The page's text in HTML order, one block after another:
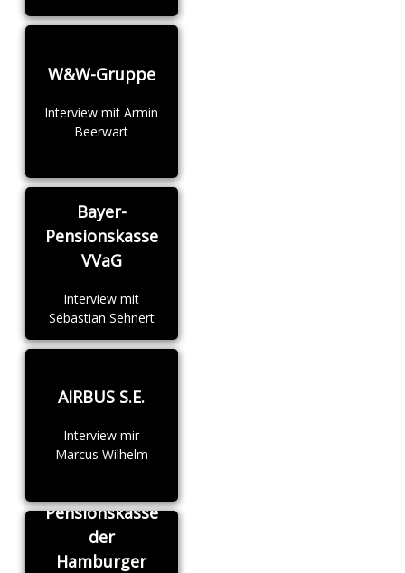
W&W-Gruppe
Interview mit Armin
Beerwart
Bayer-
Pensionskasse
VVaG
Interview mit
Sebastian Sehnert
AIRBUS S.E.
Interview mir
Marcus Wilhelm
Pensionskasse
der
Hamburger